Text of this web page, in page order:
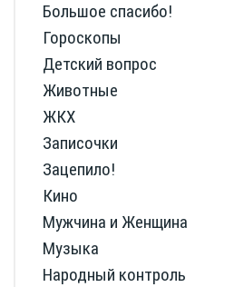
Большое спасибо!
Гороскопы
Детский вопрос
Животные
ЖКХ
Записочки
Зацепило!
Кино
Мужчина и Женщина
Музыка
Народный контроль